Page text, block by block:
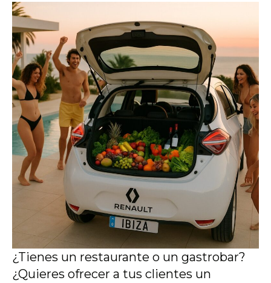
¿Tienes un restaurante o un gastrobar?
¿Quieres ofrecer a tus clientes un